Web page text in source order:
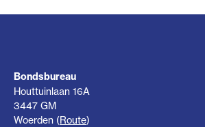
Bondsbureau
Houttuinlaan 16A
3447 GM
Woerden (Route)